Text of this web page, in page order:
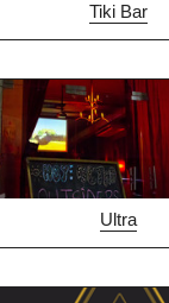
Tiki Bar
Ultra